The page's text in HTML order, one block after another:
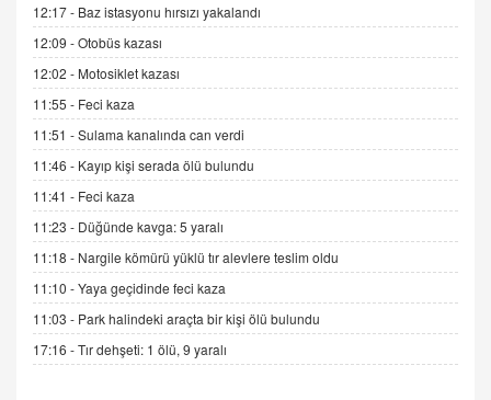
ADEM AKÖL
Esed Destekçilerinin Yüzüne Vurulan Şamar:
Sednaya
11.12.2024 12:30
DR. EKREM ASLAN
Gerçek Ne, Algı Ne? "Beraber Yürüyoruz"
Cümlesinin Peşinden
19.07.2025 12:45
GÖNÜL MENEKŞE
Şifacının Yolu
04.11.2025 12:56
AV. RÜMEYSA ÖZKALE
Kira Uyuşmazlıklarında Dava Açmadan Önce
12:17 - Baz istasyonu hırsızı yakalandı
12:09 -Otobüs kazası
12:02 - Motosiklet kazası
11:55 - Feci kaza
11:51 -Sulama kanalında can verdi
11:46 - Kayıp kişi serada ölü bulundu
11:41 - Feci kaza
11:23 - Düğünde kavga: 5 yaralı
11:18 - Nargile kömürü yüklü tır alevlere teslim oldu
11:10 -Yaya geçidinde feci kaza
11:03 - Park halindeki araçta bir kişi ölü bulundu
17:16 -Tır dehşeti: 1 ölü, 9 yaralı